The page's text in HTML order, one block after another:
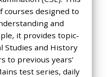
courses designed to
and
it provides topic-
Studies and History
to previous years’
test series, daily